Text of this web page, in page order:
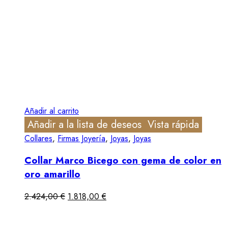
Añadir al carrito
Añadir a la lista de deseos Vista rápida
Collares, Firmas Joyería, Joyas, Joyas
Collar Marco Bicego con gema de color en
oro amarillo
2.424,00€ 1.818,00€